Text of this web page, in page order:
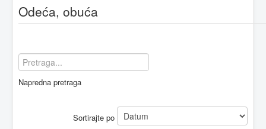
Odeća, obuća
Napredna pretraga
Sortirajte po